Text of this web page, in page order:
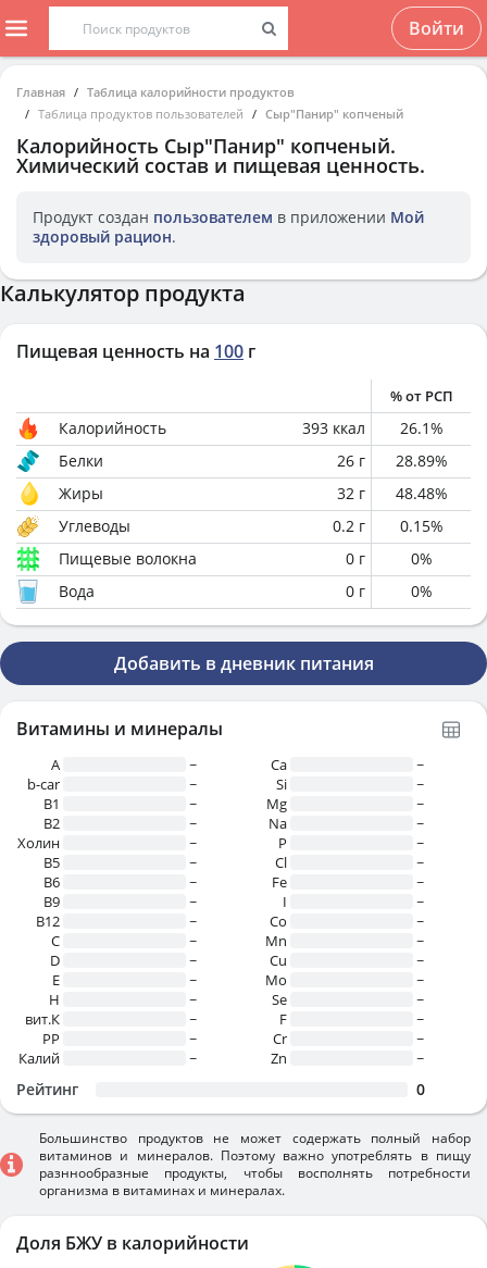
Войти
Главная
Таблица калорийности продуктов
Таблица продуктов пользователей
Cыр"Панир" копченый
Калорийность Cыр"Панир" копченый.
Химический состав и пищевая ценность.
Продукт создан пользователем в приложении Мой
здоровый рацион.
Калькулятор продукта
Пищевая ценность на 100 г
% от РСП
Калорийность 393 ккал 26.1%
Белки
26 г 28.89%
Жиры
32 г 48.48%
Углеводы
0.2 г 0.15%
Пищевые волокна
0 г 0%
Вода
0 г 0%
Добавить в дневник питания
Витамины и минералы
A
~
b-car
~
В1
~
B2
~
Холин
~
B5
~
B6
~
B9
~
B12
~
C
~
D
~
E
~
H
~
вит.К
~
PP
~
Калий
~
Ca
~
Si
~
Mg
~
Na
~
P
~
Cl
~
Fe
~
I
~
Co
~
Mn
~
Cu
~
Mo
~
Se
~
F
~
Cr
~
Zn
~
Рейтинг 0
Большинство продуктов не может содержать полный набор
витаминов и минералов. Поэтому важно употреблять в пищу
разннообразные продукты, чтобы восполнять потребности
организма в витаминах и минералах.
Доля БЖУ в калорийности